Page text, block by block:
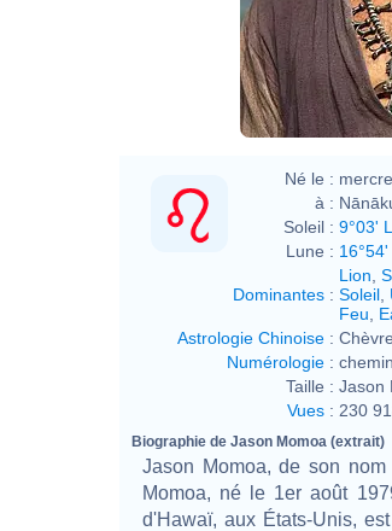
Né le :
à :
Soleil : 9°03'
Lune :
Dominantes :
Lion
Soleil
Feu
Astrologie Chinoise :
Numérologie :
Taille : Jason
Vues : 230
Biographie de Jason Momoa (extrait)
Jason Momoa, de son
Momoa, né le 1er août
d'Hawaï, aux États-Unis,